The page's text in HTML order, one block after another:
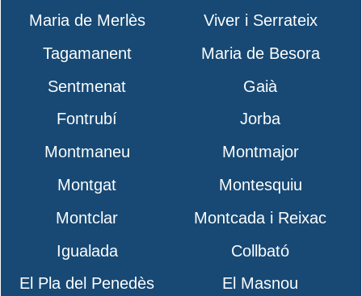
Maria de Merlès
Viver i Serrateix
Tagamanent
Maria de Besora
Sentmenat
Gaià
Fontrubí
Jorba
Montmaneu
Montmajor
Montgat
Montesquiu
Montclar
Montcada i Reixac
Igualada
Collbató
El Pla del Penedès
El Masnou